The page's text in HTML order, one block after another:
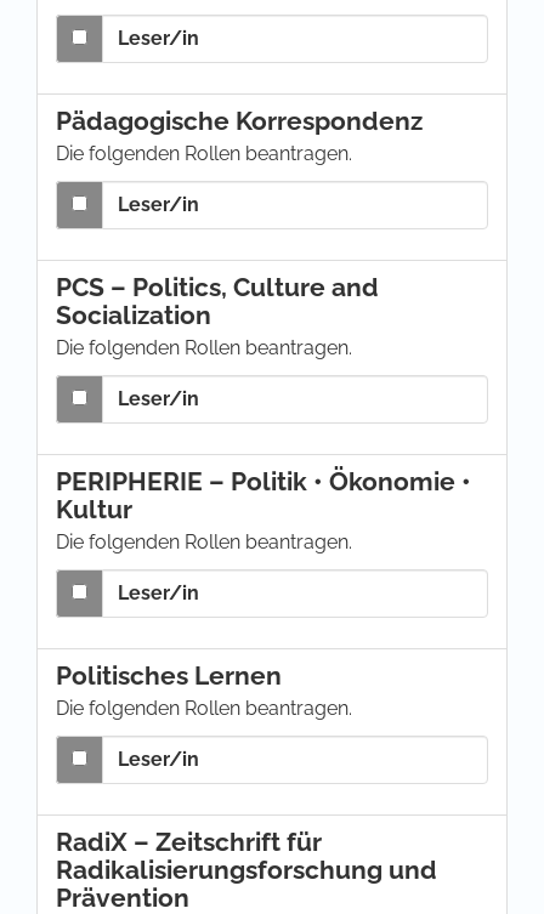
Leser/in
Pädagogische Korrespondenz
Die folgenden Rollen beantragen.
Leser/in
PCS – Politics, Culture and
Socialization
Die folgenden Rollen beantragen.
Leser/in
PERIPHERIE – Politik • Ökonomie •
Kultur
Die folgenden Rollen beantragen.
Leser/in
Politisches Lernen
Die folgenden Rollen beantragen.
Leser/in
RadiX – Zeitschrift für
Radikalisierungsforschung und
Prävention